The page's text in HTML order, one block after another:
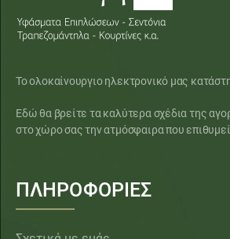
Το ολοκαίνουργιο ηλεκτρονικό μας
Εδώ θα βρείτε τα καλύτερα σχέδια της
στο χώρο σας την ατμόσφαιρα που
ΠΛΗΡΟΦΟΡΙΕΣ